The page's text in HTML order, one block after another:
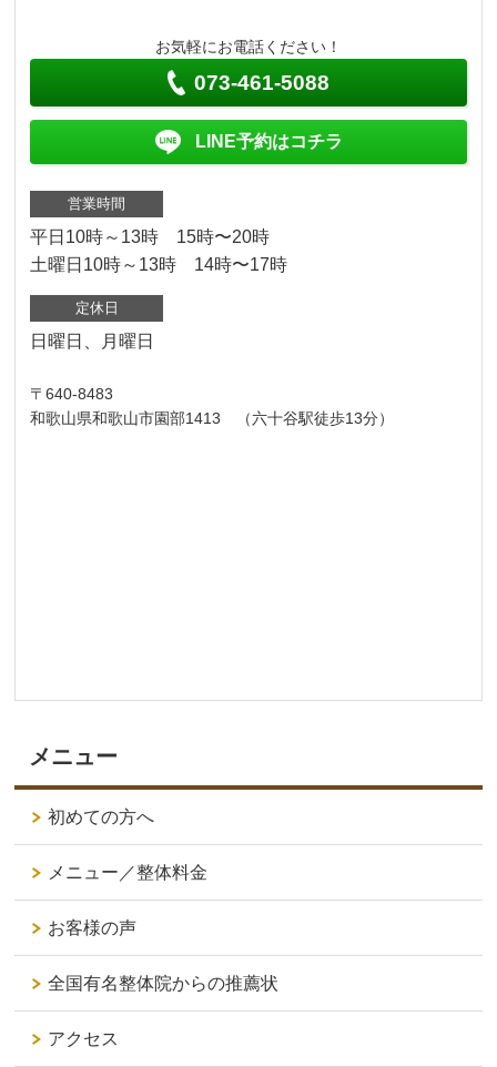
お気軽にお電話ください！
073-461-5088
LINE予約はコチラ
営業時間
平日10時～13時 15時〜20時
土曜日10時～13時 14時〜17時
定休日
日曜日、月曜日
〒640-8483
和歌山県和歌山市園部1413 （六十谷駅徒歩13分）
メニュー
初めての方へ
メニュー／整体料金
お客様の声
全国有名整体院からの推薦状
アクセス